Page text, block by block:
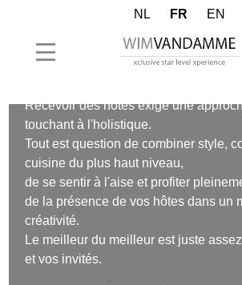
NL FR EN
Votre fantaisie, notre
Recevoir des hôtes exige une
touchant à l'holistique.
Tout est question de combiner style,
cuisine du plus haut niveau,
de se sentir à l'aise et profiter
de la présence de vos hôtes dans un
créativité.
Le meilleur du meilleur est juste
et vos invités.